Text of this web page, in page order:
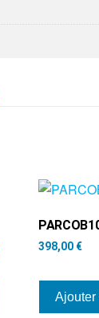
398,00 €
Ajouter